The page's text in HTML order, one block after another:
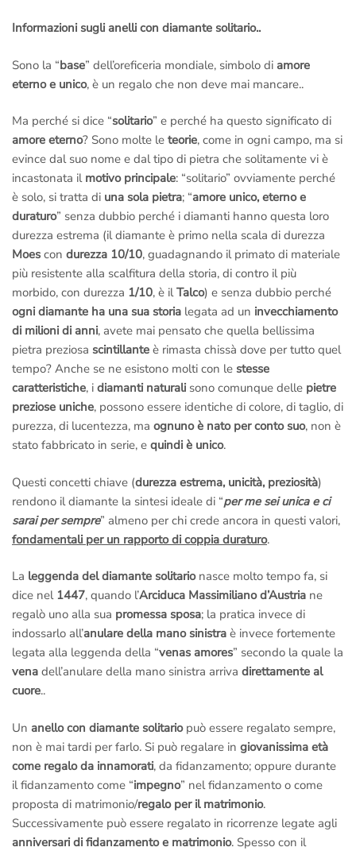
destra della scalinata di Trinità dei Monti – Piazza di Spagna)
ci raggiungi con laMetro A scendendo alla fermataPiazza di
–Per motivi di Privacy e di Sicurezza riceviamo solo ed
esclusivamente su appuntamento, ci riserviamo inoltre il diritto
di selezione all’ingresso.
Informazioni sugli anelli con diamante solitario..
Sono la “base” dell’oreficeria mondiale, simbolo di amore
eterno e unico, è un regalo che non deve mai mancare..
Ma perché si dice “solitario” e perché ha questo significato di
amore eterno? Sono molte le teorie, come in ogni campo, ma si
evince dal suo nome e dal tipo di pietra che solitamente vi è
incastonata il motivo principale: “solitario” ovviamente perché
è solo, si tratta di una sola pietra; “amore unico, eterno e
duraturo” senza dubbio perché i diamanti hanno questa loro
durezza estrema (il diamante è primo nella scala di durezza
Moes con durezza 10/10, guadagnando il primato di materiale
più resistente alla scalfitura della storia, di contro il più
morbido, con durezza 1/10, è ilTalco) e senza dubbio perché
ogni diamante ha una sua storia legata ad un invecchiamento
di milioni di anni, avete mai pensato che quella bellissima
pietra preziosa scintillante è rimasta chissà dove per tutto quel
tempo? Anche se ne esistono molti con le stesse
caratteristiche, i diamanti naturali sono comunque delle pietre
preziose uniche, possono essere identiche di colore, di taglio, di
purezza, di lucentezza, ma ognuno è nato per conto suo, non è
stato fabbricato in serie, e quindi è unico.
Questi concetti chiave (durezza estrema, unicità, preziosità)
rendono il diamante la sintesi ideale di “per me sei unica e ci
sarai per sempre” almeno per chi crede ancora in questi valori,
fondamentali per un rapporto di coppia duraturo.
La leggenda del diamante solitarionasce molto tempo fa, si
dice nel 1447, quando l’Arciduca Massimiliano d’Austria ne
regalò uno alla sua promessa sposa; la pratica invece di
indossarlo all’anulare della mano sinistra è invece fortemente
legata alla leggenda della “venas amores” secondo la quale la
vena dell’anulare della mano sinistra arriva direttamente al
cuore..
Un anello con diamante solitariopuò essere regalato sempre,
non è mai tardi per farlo. Si può regalare in giovanissima età
come regalo da innamorati, da fidanzamento; oppure durante
il fidanzamento come “impegno” nel fidanzamento o come
proposta di matrimonio/regalo per il matrimonio.
Successivamente può essere regalato in ricorrenze legate agli
anniversari di fidanzamento e matrimonio. Spesso con il